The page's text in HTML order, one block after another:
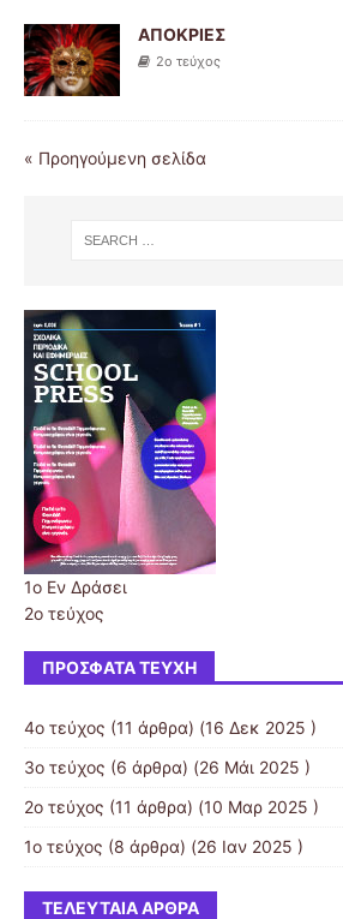
ΑΠΟΚΡΙΕΣ
2ο τεύχος
« Προηγούμενη σελίδα
1ο Εν Δράσει
2ο τεύχος
ΠΡΌΣΦΑΤΑ ΤΕΎΧΗ
4ο τεύχος (11 άρθρα) (16 Δεκ 2025 )
3ο τεύχος (6 άρθρα) (26 Μάι 2025 )
2ο τεύχος (11 άρθρα) (10 Μαρ 2025 )
1ο τεύχος (8 άρθρα) (26 Ιαν 2025 )
ΤΕΛΕΥΤΑΊΑ ΆΡΘΡΑ